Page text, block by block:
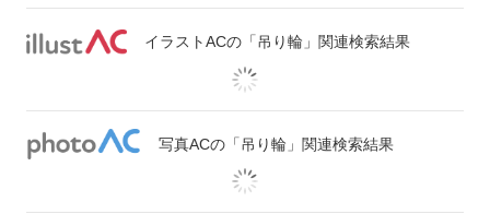
イラストACの「吊り輪」関連検索結果
写真ACの「吊り輪」関連検索結果